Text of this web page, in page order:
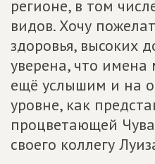
регионе, в том
видов. Хочу
здоровья, высоких
уверена, что имена
ещё услышим и на
уровне, как
процветающей
своего коллегу